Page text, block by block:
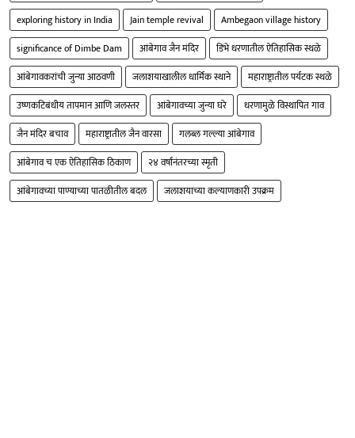
exploring history in India
Jain temple revival
Ambegaon village history
significance of Dimbe Dam
आंबेगाव जैन मंदिर
डिंभे धरणातील ऐतिहासिक स्थळे
आंबेगावकरांची जुन्या आठवणी
जलाशयाखालील धार्मिक स्थाने
महाराष्ट्रातील पर्यटक स्थळे
उष्णकटिबंधीय तापमान आणि जलस्तर
आंबेगावच्या जुन्या घरे
धरणामुळे विस्थापित गाव
जैन मंदिर बचाव
महाराष्ट्रातील जैन वारसा
गलब्ल गल्ल्या आंबेगाव
आंबेगाव च एक ऐतिहासिक ठिकाण
२४ वर्षांनंतरच्या स्मृती
आंबेगावच्या पाण्याच्या पातळीतील बदल
जलाशयाच्या कल्याणकारी उपक्रम